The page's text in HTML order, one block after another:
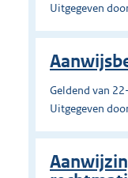
Uitgegeven
Geldend van
Uitgegeven